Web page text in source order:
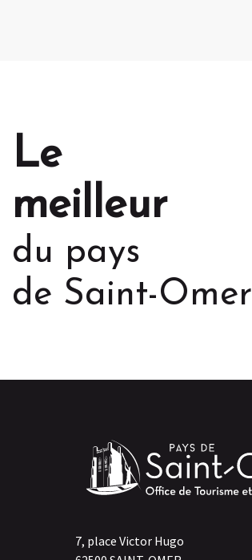
Le
meilleur
du pays
de Saint-Omer
7, place Victor Hugo